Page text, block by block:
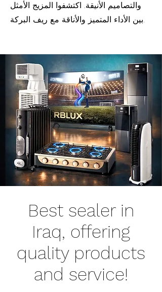
والتصاميم الأنيقة. اكتشفوا المزيج الأمثل
بين الأداء المتميز والأناقة مع ريف البركة.
Best sealer in
Iraq, offering
quality products
and service!